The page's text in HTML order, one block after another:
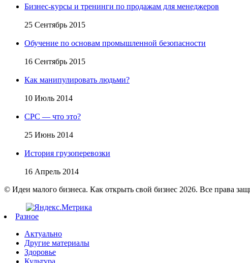
Бизнес-курсы и тренинги по продажам для менеджеров
25 Сентябрь 2015
Обучение по основам промышленной безопасности
16 Сентябрь 2015
Как манипулировать людьми?
10 Июль 2014
CPC — что это?
25 Июнь 2014
История грузоперевозки
16 Апрель 2014
© Идеи малого бизнеса. Как открыть свой бизнес 2026. Все права
Разное
Актуально
Другие материалы
Здоровье
Культура